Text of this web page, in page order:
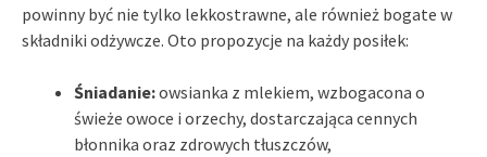
powinny być nie tylko lekkostrawne, ale również bogate w
składniki odżywcze. Oto propozycje na każdy posiłek:
Śniadanie:owsianka z mlekiem, wzbogacona o
świeże owoce i orzechy, dostarczająca cennych
błonnika oraz zdrowych tłuszczów,